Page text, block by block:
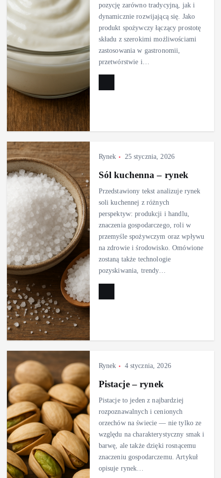
pozycję zarówno tradycyjną, jak i
dynamicznie rozwijającą się. Jako
produkt spożywczy łączący prostotę
składu z szerokimi możliwościami
zastosowania w gastronomii,
przetwórstwie i…
Rynek 25 stycznia, 2026
Sól kuchenna – rynek
Przedstawiony tekst analizuje rynek
soli kuchennej z różnych
perspektyw: produkcji i handlu,
znaczenia gospodarczego, roli w
przemyśle spożywczym oraz wpływu
na zdrowie i środowisko. Omówione
zostaną także technologie
pozyskiwania, trendy…
Rynek 4 stycznia, 2026
Pistacje – rynek
Pistacje to jeden z najbardziej
rozpoznawalnych i cenionych
orzechów na świecie — nie tylko ze
względu na charakterystyczny smak i
barwę, ale także dzięki rosnącemu
znaczeniu gospodarczemu. Artykuł
opisuje rynek…